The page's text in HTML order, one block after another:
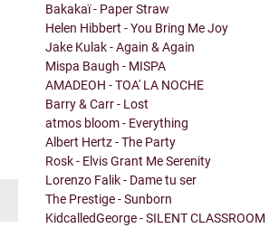
Bakakaï - Paper Straw
Helen Hibbert - You Bring Me Joy
Jake Kulak - Again & Again
Mispa Baugh - MISPA
AMADEOH - TOA' LA NOCHE
Barry & Carr - Lost
atmos bloom - Everything
Albert Hertz - The Party
Rosk - Elvis Grant Me Serenity
Lorenzo Falik - Dame tu ser
The Prestige - Sunborn
KidcalledGeorge - SILENT CLASSROOM